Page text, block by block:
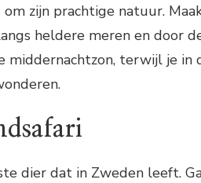
zijn prachtige natuur.
heldere meren en door
middernachtzon, terwijl je
dier dat in Zweden leeft.